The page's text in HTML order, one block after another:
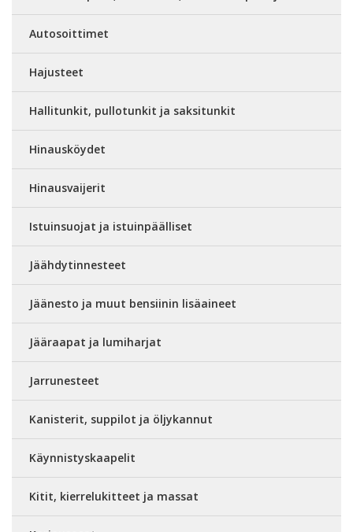
Autosoittimet
Hajusteet
Hallitunkit, pullotunkit ja saksitunkit
Hinausköydet
Hinausvaijerit
Istuinsuojat ja istuinpäälliset
Jäähdytinnesteet
Jäänesto ja muut bensiinin lisäaineet
Jääraapat ja lumiharjat
Jarrunesteet
Kanisterit, suppilot ja öljykannut
Käynnistyskaapelit
Kitit, kierrelukitteet ja massat